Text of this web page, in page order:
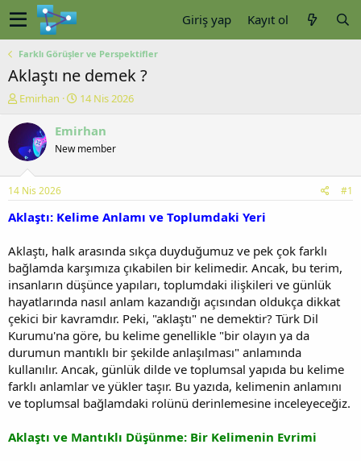
Giriş yap Kayıt ol
Farklı Görüşler ve Perspektifler
Aklaştı ne demek ?
K
n
u
y
b
a
ş
t
a
n
Emirhan
B
ş
a
ç
r
i
h
14 Nis 2026
Emirhan
New member
14 Nis 2026 #1
Aklaştı: Kelime Anlamı ve Toplumdaki Yeri
Aklaştı, halk arasında sıkça duyduğumuz ve pek çok farklı
bağlamda karşımıza çıkabilen bir kelimedir. Ancak, bu terim,
insanların düşünce yapıları, toplumdaki ilişkileri ve günlük
hayatlarında nasıl anlam kazandığı açısından oldukça dikkat
çekici bir kavramdır. Peki, "aklaştı" ne demektir? Türk Dil
Kurumu'na göre, bu kelime genellikle "bir olayın ya da
durumun mantıklı bir şekilde anlaşılması" anlamında
kullanılır. Ancak, günlük dilde ve toplumsal yapıda bu kelime
farklı anlamlar ve yükler taşır. Bu yazıda, kelimenin anlamını
ve toplumsal bağlamdaki rolünü derinlemesine inceleyeceğiz.
Aklaştı ve Mantıklı Düşünme: Bir Kelimenin Evrimi